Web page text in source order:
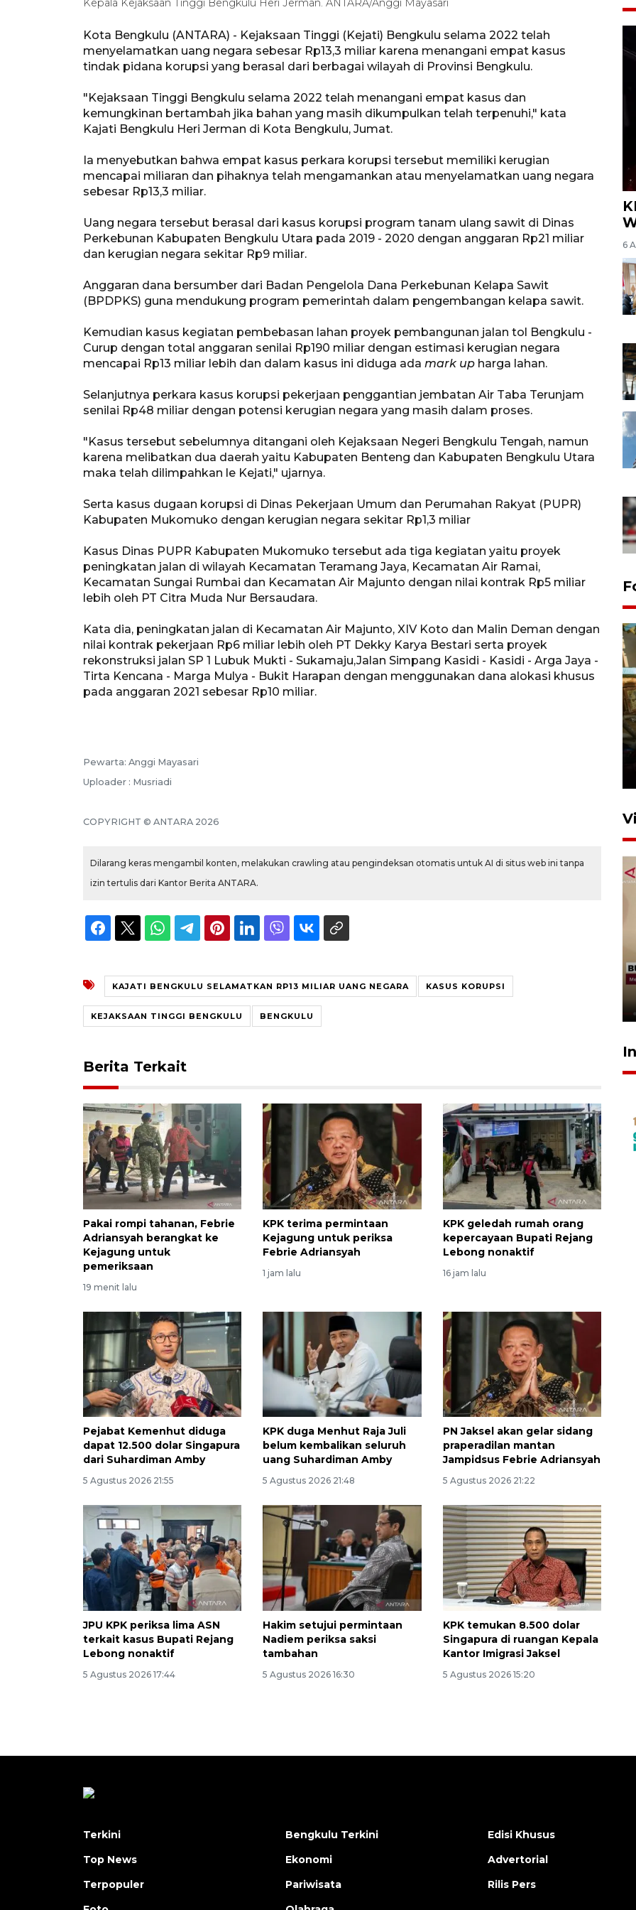
Kepala Kejaksaan Tinggi Bengkulu Heri Jerman. ANTARA/Anggi Mayasari
Kota Bengkulu (ANTARA) - Kejaksaan Tinggi (Kejati) Bengkulu selama 2022 telah
menyelamatkan uang negara sebesar Rp13,3 miliar karena menangani empat kasus
tindak pidana korupsi yang berasal dari berbagai wilayah di Provinsi Bengkulu.
"Kejaksaan Tinggi Bengkulu selama 2022 telah menangani empat kasus dan
kemungkinan bertambah jika bahan yang masih dikumpulkan telah terpenuhi," kata
Kajati Bengkulu Heri Jerman di Kota Bengkulu, Jumat.
Ia menyebutkan bahwa empat kasus perkara korupsi tersebut memiliki kerugian
mencapai miliaran dan pihaknya telah mengamankan atau menyelamatkan uang negara
sebesar Rp13,3 miliar.
Uang negara tersebut berasal dari kasus korupsi program tanam ulang sawit di Dinas
Perkebunan Kabupaten Bengkulu Utara pada 2019 - 2020 dengan anggaran Rp21 miliar
dan kerugian negara sekitar Rp9 miliar.
Anggaran dana bersumber dari Badan Pengelola Dana Perkebunan Kelapa Sawit
(BPDPKS) guna mendukung program pemerintah dalam pengembangan kelapa sawit.
Kemudian kasus kegiatan pembebasan lahan proyek pembangunan jalan tol Bengkulu -
Curup dengan total anggaran senilai Rp190 miliar dengan estimasi kerugian negara
mencapai Rp13 miliar lebih dan dalam kasus ini diduga ada mark up harga lahan.
Selanjutnya perkara kasus korupsi pekerjaan penggantian jembatan Air Taba Terunjam
senilai Rp48 miliar dengan potensi kerugian negara yang masih dalam proses.
"Kasus tersebut sebelumnya ditangani oleh Kejaksaan Negeri Bengkulu Tengah, namun
karena melibatkan dua daerah yaitu Kabupaten Benteng dan Kabupaten Bengkulu Utara
maka telah dilimpahkan le Kejati," ujarnya.
Serta kasus dugaan korupsi di Dinas Pekerjaan Umum dan Perumahan Rakyat (PUPR)
Kabupaten Mukomuko dengan kerugian negara sekitar Rp1,3 miliar
Kasus Dinas PUPR Kabupaten Mukomuko tersebut ada tiga kegiatan yaitu proyek
peningkatan jalan di wilayah Kecamatan Teramang Jaya, Kecamatan Air Ramai,
Kecamatan Sungai Rumbai dan Kecamatan Air Majunto dengan nilai kontrak Rp5 miliar
lebih oleh PT Citra Muda Nur Bersaudara.
Kata dia, peningkatan jalan di Kecamatan Air Majunto, XIV Koto dan Malin Deman dengan
nilai kontrak pekerjaan Rp6 miliar lebih oleh PT Dekky Karya Bestari serta proyek
rekonstruksi jalan SP 1 Lubuk Mukti - Sukamaju,Jalan Simpang Kasidi - Kasidi - Arga Jaya -
Tirta Kencana - Marga Mulya - Bukit Harapan dengan menggunakan dana alokasi khusus
pada anggaran 2021 sebesar Rp10 miliar.
Pewarta: Anggi Mayasari
Uploader : Musriadi
COPYRIGHT © ANTARA 2026
Dilarang keras mengambil konten, melakukan crawling atau pengindeksan otomatis untuk AI di situs web ini tanpa
izin tertulis dari Kantor Berita ANTARA.
KAJATI BENGKULU SELAMATKAN RP13 MILIAR UANG NEGARA KASUS KORUPSI
KEJAKSAAN TINGGI BENGKULU BENGKULU
Berita Terkait
Pakai rompi tahanan, Febrie
Adriansyah berangkat ke
Kejagung untuk
pemeriksaan
19 menit lalu
KPK terima permintaan
Kejagung untuk periksa
Febrie Adriansyah
1 jam lalu
KPK geledah rumah orang
kepercayaan Bupati Rejang
Lebong nonaktif
16 jam lalu
Pejabat Kemenhut diduga
dapat 12.500 dolar Singapura
dari Suhardiman Amby
5 Agustus 2026 21:55
KPK duga Menhut Raja Juli
belum kembalikan seluruh
uang Suhardiman Amby
5 Agustus 2026 21:48
PN Jaksel akan gelar sidang
praperadilan mantan
Jampidsus Febrie Adriansyah
5 Agustus 2026 21:22
JPU KPK periksa lima ASN
terkait kasus Bupati Rejang
Lebong nonaktif
5 Agustus 2026 17:44
Hakim setujui permintaan
Nadiem periksa saksi
tambahan
5 Agustus 2026 16:30
KPK temukan 8.500 dolar
Singapura di ruangan Kepala
Kantor Imigrasi Jaksel
5 Agustus 2026 15:20
6
rampung - VIDEO
Vaksin HPV untuk siswa laki-
laki
2026-08-06 06:30:00
Terkini
Top News
Terpopuler
Bengkulu Terkini
Ekonomi
Pariwisata
Edisi Khusus
Advertorial
Rilis Pers